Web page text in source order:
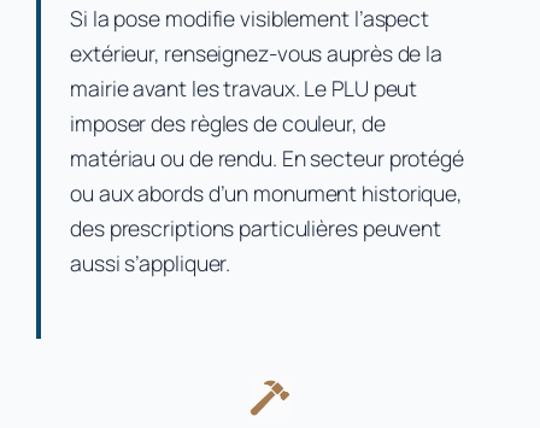
Si la pose modifie visiblement l’aspect
extérieur, renseignez-vous auprès de la
mairie avant les travaux. Le PLU peut
imposer des règles de couleur, de
matériau ou de rendu. En secteur protégé
ou aux abords d’un monument historique,
des prescriptions particulières peuvent
aussi s’appliquer.